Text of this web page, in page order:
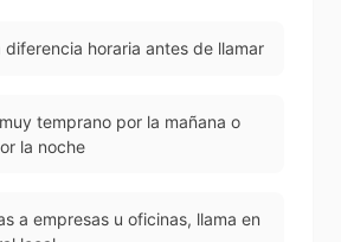
diferencia horaria antes de llamar
temprano por la mañana o
la noche
a empresas u oficinas, llama en